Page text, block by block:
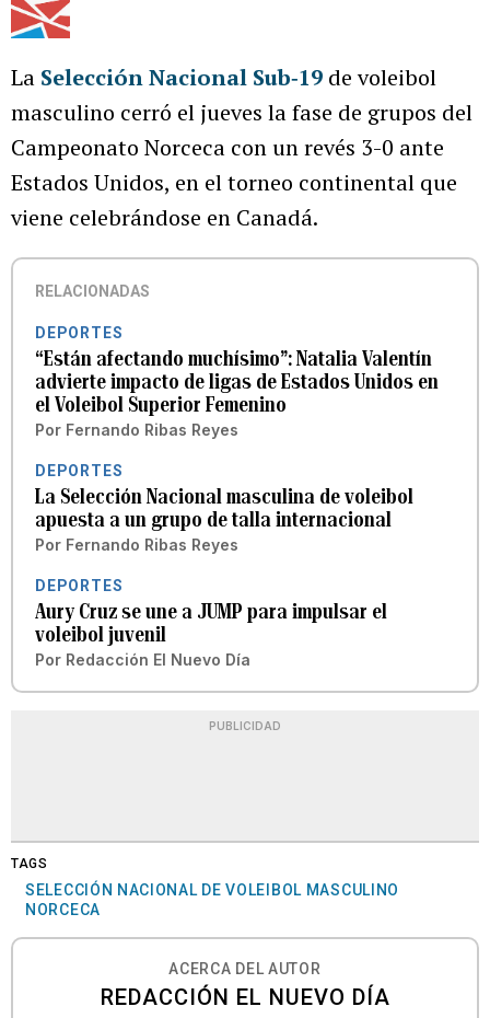
La Selección Nacional Sub‑19 de voleibol
masculino cerró el jueves la fase de grupos del
Campeonato Norceca con un revés 3-0 ante
Estados Unidos, en el torneo continental que
viene celebrándose en Canadá.
RELACIONADAS
DEPORTES
“Están afectando muchísimo”: Natalia Valentín
advierte impacto de ligas de Estados Unidos en
el Voleibol Superior Femenino
Por Fernando Ribas Reyes
DEPORTES
La Selección Nacional masculina de voleibol
apuesta a un grupo de talla internacional
Por Fernando Ribas Reyes
DEPORTES
Aury Cruz se une a JUMP para impulsar el
voleibol juvenil
Por Redacción El Nuevo Día
PUBLICIDAD
TAGS
SELECCIÓN NACIONAL DE VOLEIBOL MASCULINO
NORCECA
ACERCA DEL AUTOR
REDACCIÓN EL NUEVO DÍA